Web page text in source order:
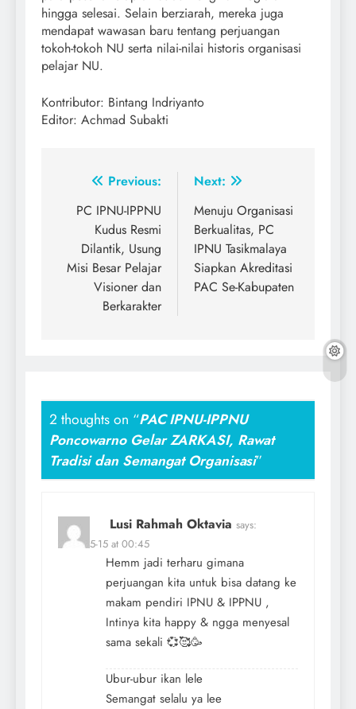
hingga selesai. Selain berziarah, mereka juga
mendapat wawasan baru tentang perjuangan
tokoh-tokoh NU serta nilai-nilai historis organisasi
pelajar NU.
Kontributor: Bintang Indriyanto
Editor: Achmad Subakti
Post
navigation
Previous:
PC IPNU-IPPNU
Kudus Resmi
Dilantik, Usung
Misi Besar Pelajar
Visioner dan
Berkarakter
Next:
Menuju Organisasi
Berkualitas, PC
IPNU Tasikmalaya
Siapkan Akreditasi
PAC Se-Kabupaten
2 thoughts on “PAC IPNU-IPPNU
Poncowarno Gelar ZARKASI, Rawat
Tradisi dan Semangat Organisasi”
Lusi Rahmah Oktavia says:
2025-05-15 at 00:45
Hemm jadi terharu gimana
perjuangan kita untuk bisa datang ke
makam pendiri IPNU & IPPNU ,
Intinya kita happy & ngga menyesal
sama sekali 💞🥰🥳
Ubur-ubur ikan lele
Semangat selalu ya lee